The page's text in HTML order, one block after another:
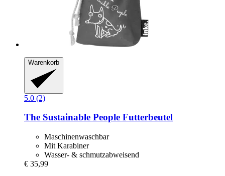
Warenkorb
5.0 (2)
The Sustainable People Futterbeutel
Maschinenwaschbar
Mit Karabiner
Wasser- & schmutzabweisend
€ 35,99